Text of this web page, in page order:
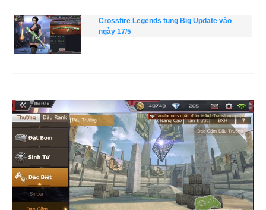
Crossfire Legends tung Big Update vào
ngày 17/5